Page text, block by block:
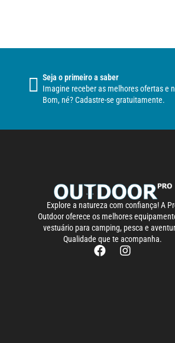
Seja o primeiro a saber
Imagine receber as melhores ofertas e
Bom, né? Cadastre-se gratuitamente.
Explore a natureza com confiança! A
Outdoor oferece os melhores
vestuário para camping, pesca e
Qualidade que te acompanha.